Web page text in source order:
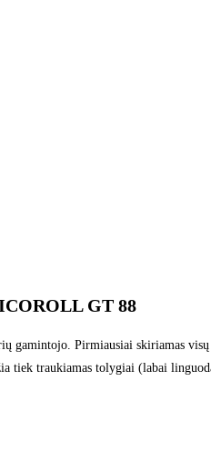
GT 88
gamintojo. Pirmiausiai skiriamas
tiek traukiamas tolygiai (labai